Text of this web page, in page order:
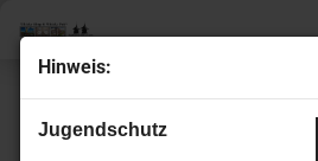
Hinweis:
Jugendschutz
« zurück weiter »
Letzter »
8Artikel in dieser Kategorie